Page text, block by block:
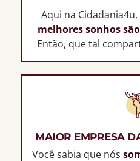
Aqui na
melhores sonhos
Então, que tal
MAIOR EMPRESA
Você sabia que nós